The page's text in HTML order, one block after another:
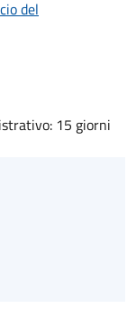
del
15 giorni